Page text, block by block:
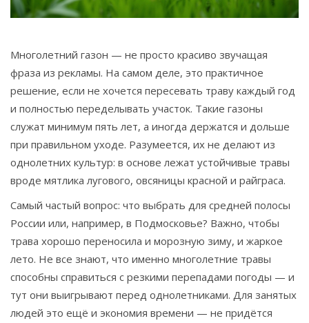
© 2026. Все права защищены.
Многолетний газон — не просто красиво звучащая
фраза из рекламы. На самом деле, это практичное
решение, если не хочется пересевать траву каждый год
и полностью переделывать участок. Такие газоны
служат минимум пять лет, а иногда держатся и дольше
при правильном уходе. Разумеется, их не делают из
однолетних культур: в основе лежат устойчивые травы
вроде мятлика лугового, овсяницы красной и райграса.
Самый частый вопрос: что выбрать для средней полосы
России или, например, в Подмосковье? Важно, чтобы
трава хорошо переносила и морозную зиму, и жаркое
лето. Не все знают, что именно многолетние травы
способны справиться с резкими перепадами погоды — и
тут они выигрывают перед однолетниками. Для занятых
людей это ещё и экономия времени — не придётся